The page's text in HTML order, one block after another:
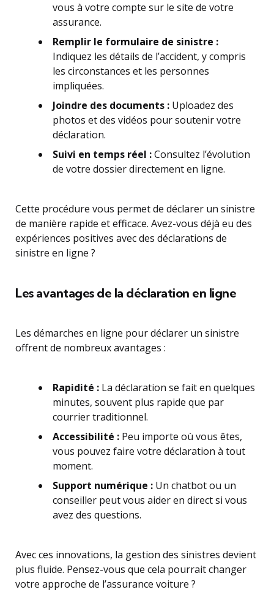
vous à votre compte sur le site de votre
assurance.
Remplir le formulaire de sinistre :
Indiquez les détails de l’accident, y compris
les circonstances et les personnes
impliquées.
Joindre des documents : Uploadez des
photos et des vidéos pour soutenir votre
déclaration.
Suivi en temps réel :Consultez l’évolution
de votre dossier directement en ligne.
Cette procédure vous permet de déclarer un sinistre
de manière rapide et efficace. Avez-vous déjà eu des
expériences positives avec des déclarations de
sinistre en ligne ?
Les avantages de la déclaration en ligne
Les démarches en ligne pour déclarer un sinistre
offrent de nombreux avantages :
Rapidité : La déclaration se fait en quelques
minutes, souvent plus rapide que par
courrier traditionnel.
Accessibilité : Peu importe où vous êtes,
vous pouvez faire votre déclaration à tout
moment.
Support numérique : Un chatbot ou un
conseiller peut vous aider en direct si vous
avez des questions.
Avec ces innovations, la gestion des sinistres devient
plus fluide. Pensez-vous que cela pourrait changer
votre approche de l’assurance voiture ?